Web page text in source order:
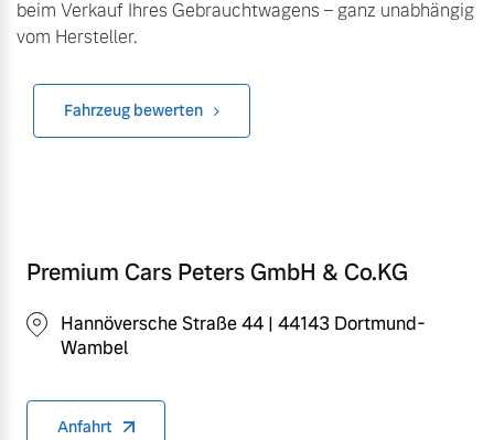
beim Verkauf Ihres Gebrauchtwagens – ganz unabhängig
vom Hersteller.
Fahrzeug bewerten
Premium Cars Peters GmbH & Co.KG
Hannöversche Straße 44 | 44143 Dortmund-
Wambel
Anfahrt